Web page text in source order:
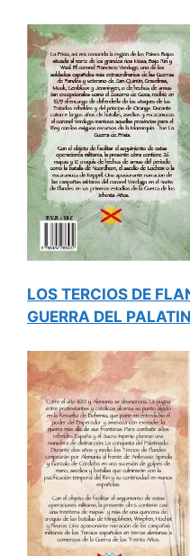
LOS TERCIOS DE
GUERRA DEL